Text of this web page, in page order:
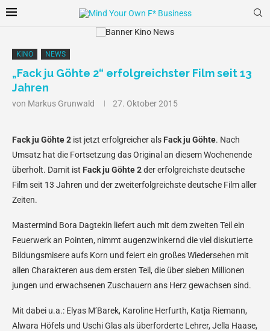
KINO NEWS
„Fack ju Göhte 2“ erfolgreichster Film seit 13
Jahren
von Markus Grunwald 27. Oktober 2015
Fack ju Göhte 2 ist jetzt erfolgreicher als Fack ju Göhte. Nach
Umsatz hat die Fortsetzung das Original an diesem Wochenende
überholt. Damit ist Fack ju Göhte 2der erfolgreichste deutsche
Film seit 13 Jahren und der zweiterfolgreichste deutsche Film aller
Zeiten.
Mastermind Bora Dagtekin liefert auch mit dem zweiten Teil ein
Feuerwerk an Pointen, nimmt augenzwinkernd die viel diskutierte
Bildungsmisere aufs Korn und feiert ein großes Wiedersehen mit
allen Charakteren aus dem ersten Teil, die über sieben Millionen
jungen und erwachsenen Zuschauern ans Herz gewachsen sind.
Mit dabei u.a.: Elyas M’Barek, Karoline Herfurth, Katja Riemann,
Alwara Höfels und Uschi Glas als überforderte Lehrer, Jella Haase,